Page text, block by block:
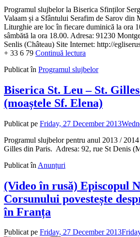
Programul slujbelor la Biserica Sfinților
Valaam și a Sfântului Serafim de Sarov din
Liturghie are loc în fiecare duminică la ora
sâmbătă la ora 18.00. Adresa: 91230
Senlis (Château) Site Internet: http://
+ 33 6 79 Continuă lectura
Publicat în Programul slujbelor
Biserica St. Leu – St.
(moaștele Sf. Elena)
Publicat pe Friday, 27 December 2013
Programul slujbelor pentru anul 2013 /
Gilles din Paris. Adresa: 92, rue St Denis
Publicat în Anunțuri
(Video în rusă) Episcopul
Corsunului povestește
în Franța
Publicat pe Friday, 27 December 2013